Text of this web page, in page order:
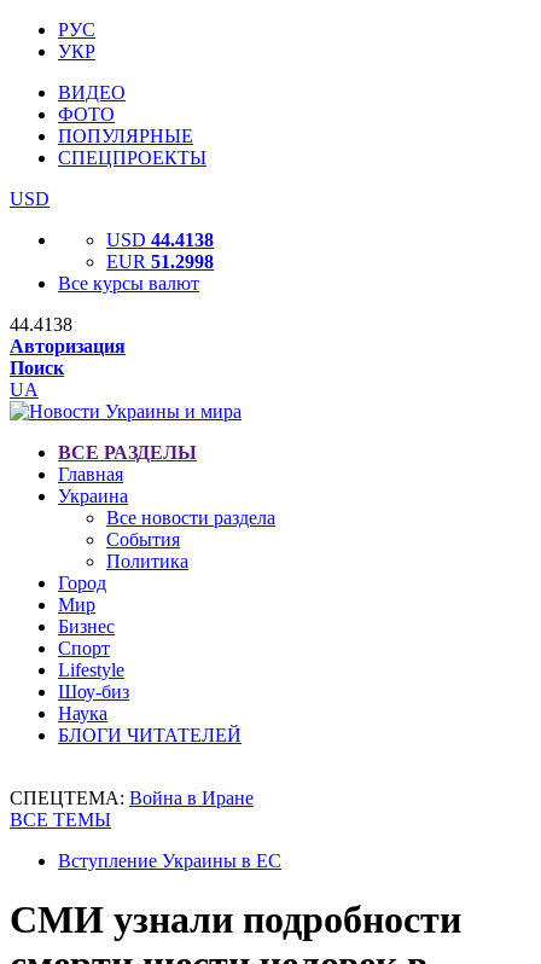
РУС
УКР
ВИДЕО
ФОТО
ПОПУЛЯРНЫЕ
СПЕЦПРОЕКТЫ
USD
USD 44.4138
EUR 51.2998
Все курсы валют
44.4138
Авторизация
Поиск
UA
ВСЕ РАЗДЕЛЫ
Главная
Украина
Все новости раздела
События
Политика
Город
Мир
Бизнес
Спорт
Lifestyle
Шоу-биз
Наука
БЛОГИ ЧИТАТЕЛЕЙ
СПЕЦТЕМА: Война в Иране
ВСЕ ТЕМЫ
Вступление Украины в ЕС
СМИ узнали подробности